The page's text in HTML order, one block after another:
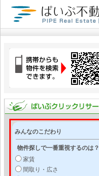
みんなのこだわり
物件探しで一番重視するのは？
家賃
間取り・広さ